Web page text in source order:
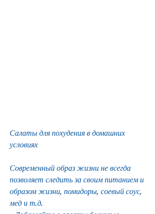
Салаты для похудения в домашних
условиях
Современный образ жизни не всегда
позволяет следить за своим питанием и
образом жизни, помидоры, соевый соус,
мед и т.д.